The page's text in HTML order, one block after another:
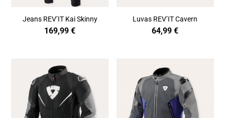
Jeans REV’IT Kai Skinny
169,99€
Luvas REV’IT Cavern
64,99€